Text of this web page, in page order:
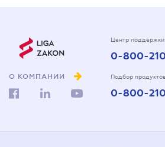
О КОМПАНИИ
Центр поддержки
0-800-
Подбор
0-800-